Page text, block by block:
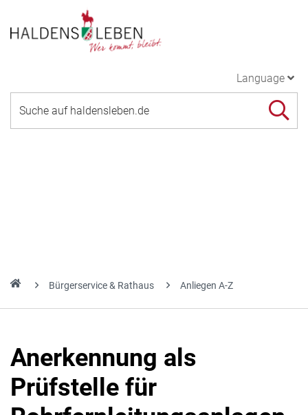
Language
Bürgerservice & Rathaus Anliegen A-Z
Anerkennung als
Prüfstelle für